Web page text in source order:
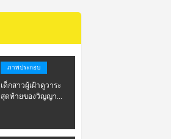
ภาพประกอบ
เด็กสาวผู้เฝ้าดูวาระ
สุดท้ายของวิญญา...